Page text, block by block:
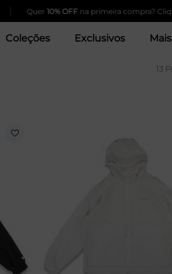
Quer10% OFFna primeira compra? Clique
Coleções Exclusivos
13